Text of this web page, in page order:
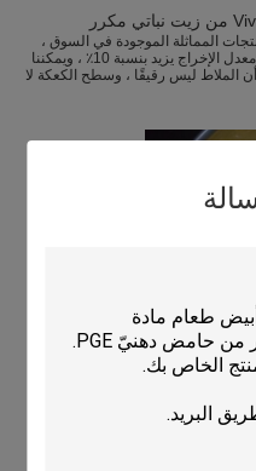
يتكون جل Vivid® Yichuang Instant Cake من زيت نباتي مكرر
المماثلة الموجودة في السوق ،
يتعين علينا التغلب عليها لمدة 30 ثانية أسرع ، ومعدل الإخراج يزيد بنسبة 10٪ ، ويمكننا
أن الملاط ليس رقيقًا ، وسطح الكعكة لا